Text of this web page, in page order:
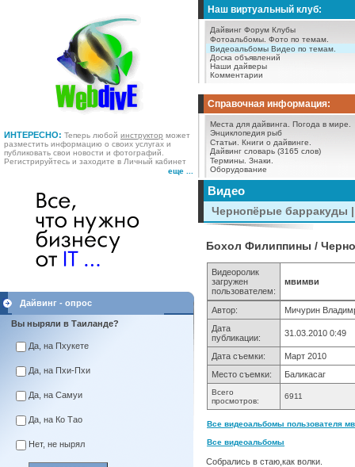
ИНТЕРЕСНО: Теперь любой инструктор может
разместить информацию о своих услугах и
публиковать свои новости и фотографий.
Регистрируйтесь и заходите в Личный кабинет
еще ...
Наш виртуальный клуб:
Дайвинг Форум Клубы
Фотоальбомы. Фото по темам.
Видеоальбомы Видео по темам.
Доска объявлений
Наши дайверы
Комментарии
Справочная информация:
Места для дайвинга.
Погода в мире.
Энциклопедия рыб
Статьи.
Книги о дайвинге.
Дайвинг словарь (3165 слов)
Термины. Знаки.
Оборудование
Дайвинг - опрос
Вы ныряли в Таиланде?
Да, на Пхукете
Да, на Пхи-Пхи
Да, на Самуи
Да, на Ко Тао
Нет, не нырял
Видео
Чернопёрые барракуды
Бохол Филиппины /
Видеоролик
загружен
пользователем:
мвимви
Автор:
Мичурин
Дата
публикации:
31.03.2010 0:49
Дата съемки:
Март 2010
Место съемки:
Баликасаг
Всего
просмотров:
6911
Все видеоальбомы пользователя
Все видеоальбомы
Собрались в стаю,как волки.